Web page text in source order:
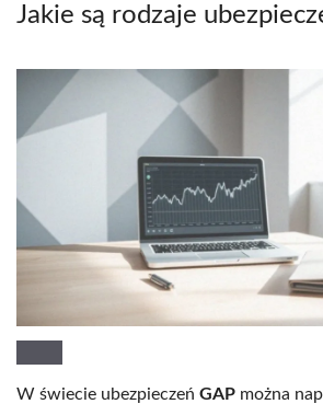
Jakie są rodzaje
W świecie ubezpieczeń GAP można